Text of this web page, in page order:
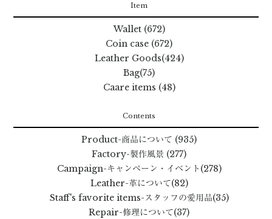
Item
Wallet (672)
Coin case (672)
Leather Goods(424)
Bag(75)
Caare items (48)
Contents
Product-商品について (935)
Factory-製作風景 (277)
Campaign-キャンペーン・イベント (278)
Leather-革について(82)
Staff's favorite items-スタッフの愛用品(35)
Repair-修理について(37)